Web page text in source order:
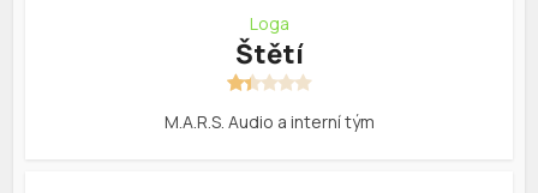
Loga
Štětí
M.A.R.S. Audio a interní tým